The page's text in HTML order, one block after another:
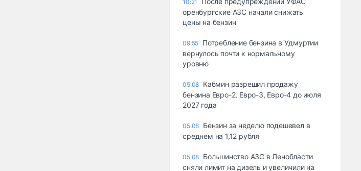
10:21
оренбургские АЗС начали снижать
цены на бензин
09:55 Потребление бензина в Удмуртии
вернулось почти к нормальному
уровню
05.08 Кабмин разрешил продажу
бензина Евро-2, Евро-3, Евро-4 до июля
2027 года
05.08 Бензин за неделю подешевел в
среднем на 1,12 рубля
05.08 Большинство АЗС в Ленобласти
сняли лимит на дизель и увеличили на